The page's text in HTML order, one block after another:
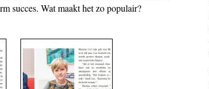
succes. Wat maakt het zo populair?